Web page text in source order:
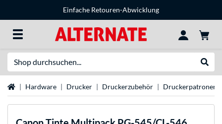
Einfache Retouren-Abwicklung
StartseiteHardware Drucker Druckerzubehör Druckerpatronen